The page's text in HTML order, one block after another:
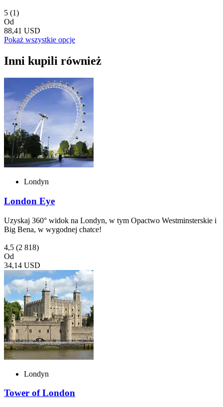
5 (1)
Od
88,41 USD
Pokaż wszystkie opcje
Inni kupili również
Londyn
London Eye
Uzyskaj 360° widok na Londyn, w tym Opactwo Westminsterskie i
Big Bena, w wygodnej chatce!
4,5 (2 818)
Od
34,14 USD
Londyn
Tower of London